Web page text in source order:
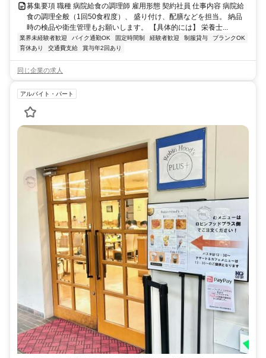
募集要項 職種 病院給食の調理師 雇用形態 契約社員 仕事内容 病院給
食の調理全般（1回50食程度）、 盛り付け、配膳などを担当。 納品
時の検品や衛生管理もお願いします。 【具体的には】 栄養士...
業界未経験者歓迎 バイク通勤OK 固定時間制 経験者歓迎 制服貸与
ブランクOK
育休あり
交通費支給 賞与年2回あり
同じ企業の求人
アルバイト・パート